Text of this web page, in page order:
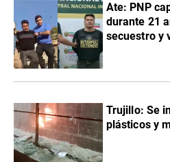
Ate: PNP
durante 21
secuestro y
Trujillo: Se
plásticos y